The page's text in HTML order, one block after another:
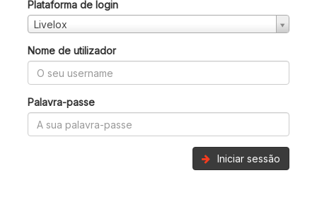
Plataforma de login
Livelox
Nome de utilizador
Palavra-passe
Iniciar sessão